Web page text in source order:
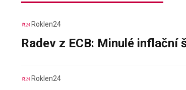
Roklen24
Radev z ECB: Minulé inflační
Roklen24